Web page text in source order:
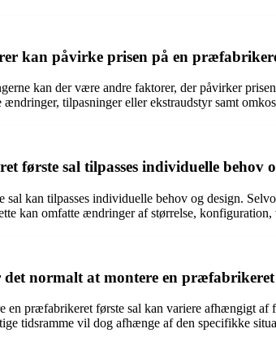
kan påvirke prisen på en
kan der være andre faktorer, der påvirker
ændringer, tilpasninger eller ekstraudstyr samt
første sal tilpasses individuelle behov
sal kan tilpasses individuelle behov og design.
kan omfatte ændringer af størrelse,
normalt at montere en præfabrikeret
en præfabrikeret første sal kan variere afhængigt af
tidsramme vil dog afhænge af den specifikke